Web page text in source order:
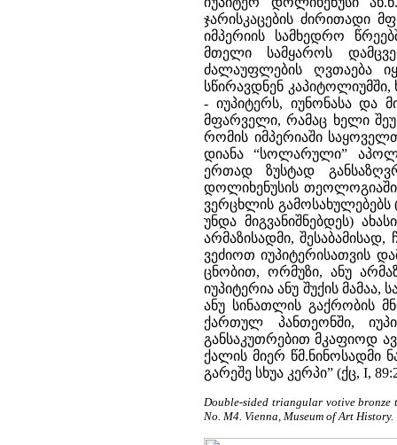
ჯარისკაცების ძირითადი
იმპერიის სამხედრო
მთელი სამყაროს
ძალაუფლების ღვთაება
სწირავდნენ
- იუპიტერს, იუნონასა და
მფარველი, რამაც ხელი
რომის იმპერიაში
დიანა “სოლარული”
ერთად ზუსტად
დოლიხენუსის თეოლოგიაში
ვერცხლის
უნდა მიგვანიშნებდეს)
არმაზისადმი,
ვეძიოთ იუპიტერისათვის
ცნობით, ორმუზი, ანუ
იუპიტერია ანუ შუქის
ანუ სინათლის გაქრობის
ქართულ პანთეონში,
განსაკუთრებით მკაფიოდ
ქალის მიერ წმ.ნინოსადმი
გარეშე სხუა კერპი” (ქც, I,
Double-sided triangular votive bronze
No. M4. Vienna, Museum of Art History.